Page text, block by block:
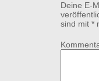
Deine E-
sind mit *